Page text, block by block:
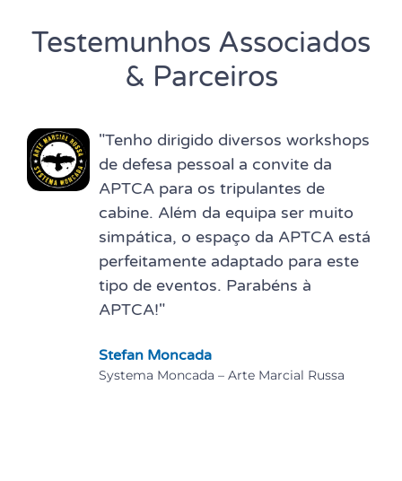
Testemunhos Associados
& Parceiros
"Tenho dirigido diversos workshops
de defesa pessoal a convite da
APTCA para os tripulantes de
cabine. Além da equipa ser muito
simpática, o espaço da APTCA está
perfeitamente adaptado para este
tipo de eventos. Parabéns à
APTCA!"
Stefan Moncada
Systema Moncada – Arte Marcial Russa